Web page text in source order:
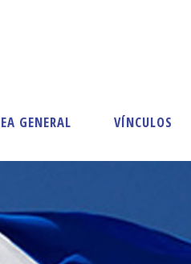
GENERAL VÍNCULOS